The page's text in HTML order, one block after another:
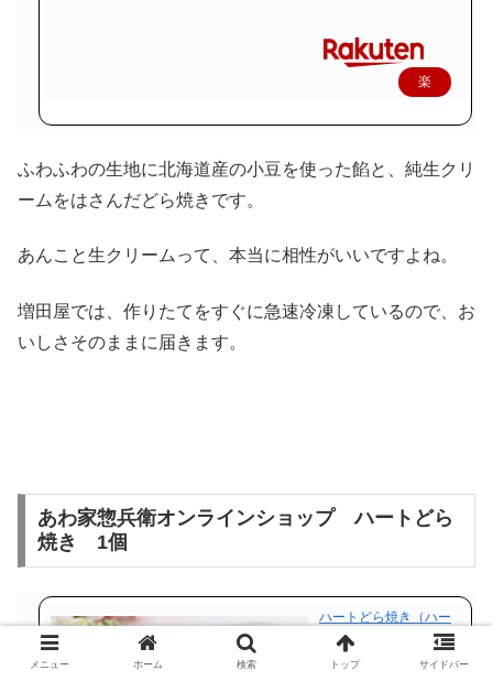
楽
購
ふわふわの生地に北海道産の小豆を使った餡と、純生クリ
ームをはさんだどら焼きです。
あんこと生クリームって、本当に相性がいいですよね。
増田屋では、作りたてをすぐに急速冷凍しているので、お
いしさそのままに届きます。
あわ家惣兵衛オンラインショップ ハートどら
焼き 1個
ハートどら焼き（ハー
ト型バターどらやき）
通常包装
価格：270円（税込、
メニュー ホーム 検索 トップ サイドバー